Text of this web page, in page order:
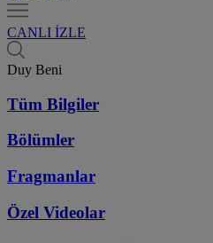
CANLI İZLE
Duy Beni
Tüm Bilgiler
Bölümler
Fragmanlar
Özel Videolar